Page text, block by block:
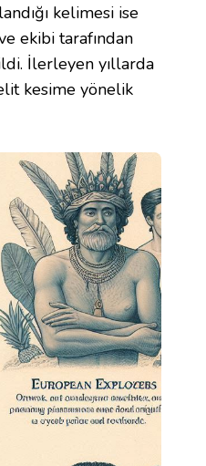
kelimesi ise
ekibi tarafından
İlerleyen yıllarda
kesime yönelik